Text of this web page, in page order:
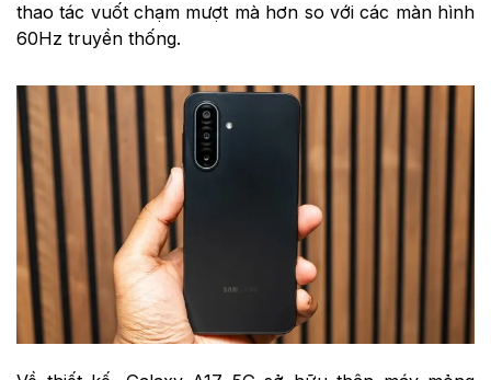
thao tác vuốt chạm mượt mà hơn so với các màn hình
60Hz truyền thống.